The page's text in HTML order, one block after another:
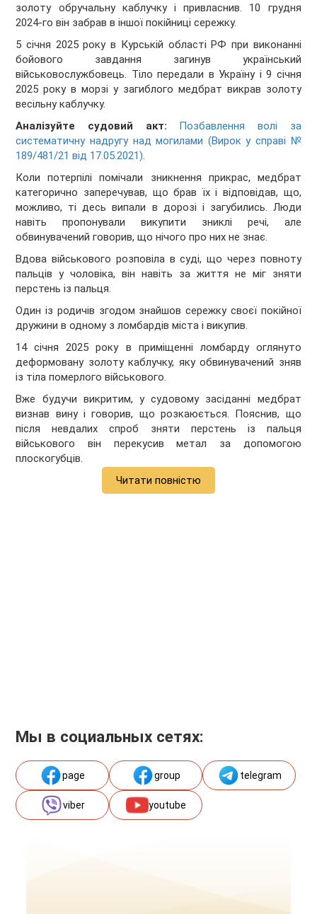
золоту обручальну каблучку і привласнив. 10 грудня
2024-го він забрав в іншої покійниці сережку.
5 січня 2025 року в Курській області РФ при виконанні
бойового завдання загинув український
військовослужбовець. Тіло передали в Україну і 9 січня
2025 року в морзі у загиблого медбрат викрав золоту
весільну каблучку.
Аналізуйте судовий акт:
Позбавлення волі за
систематичну надругу над могилами (Вирок у справі №
189/481/21 від 17.05.2021).
Коли потерпілі помічали зникнення прикрас, медбрат
категорично заперечував, що брав їх і відповідав, що,
можливо, ті десь випали в дорозі і загубились. Люди
навіть пропонували викупити зниклі речі, але
обвинувачений говорив, що нічого про них не знає.
Вдова військового розповіла в суді, що через повноту
пальців у чоловіка, він навіть за життя не міг зняти
перстень із пальця.
Один із родичів згодом знайшов сережку своєї покійної
дружини в одному з ломбардів міста і викупив.
14 січня 2025 року в приміщенні ломбарду оглянуто
деформовану золоту каблучку, яку обвинувачений зняв
із тіла померлого військового.
Вже будучи викритим, у судовому засіданні медбрат
визнав вину і говорив, що розкаюється. Пояснив, що
після невдалих спроб зняти перстень із пальця
військового він перекусив метал за допомогою
плоскогубців.
Читати повністю
Мы в социальных сетях:
page group telegram
viber youtube